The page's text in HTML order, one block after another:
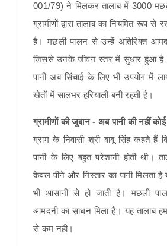
001/79) ने मिलकर तालाब में 3000
ग्रामीणों द्वारा तालाब का नियमित रूप से
है। मछली पालन से उन्हें अतिरिक्त
जिससे उनके जीवन स्तर में सुधार हुआ है।
पानी अब सिंचाई के लिए भी उपयोग में
खेतों में सालभर हरियाली बनी रहती है।
ग्रामीणों की जुबान - अब पानी की नहीं
ग्राम के निवासी श्री बाबू सिंह कहते हैं
पानी के लिए बहुत परेशानी होती थी।
केवल पीने और निस्तार का पानी मिलता है
भी आसानी से हो जाती है। मछली
आमदनी का साधन मिला है। यह तालाब
से कम नहीं।